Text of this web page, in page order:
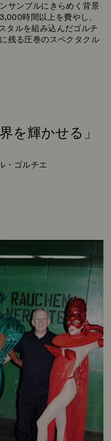
サンブルにきらめく背景
時間以上を費やし、
タルを組み込んだゴルチ
残る圧巻のスペクタクル
を輝かせる」
・ゴルチエ